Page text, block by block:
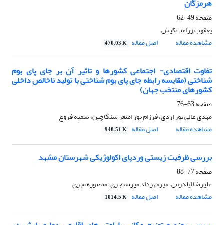
هرمزگان
صفحه49-62
یعقوب زراعت کیش
مشاهده مقاله
اصل مقاله 470.03 K
تفاوت اقتصادی- اجتماعی کشورها و تاثیر آن بر جای پای بوم
شناختی (مقایسه رابطه جای پای بوم شناختی با تولید ناخالص داخلی
کشورهای منتخب جهان)
صفحه63-76
مهدی عالی پور اردی، فرزام پور اصغر سنگاچین، سمیه فروغ
مشاهده مقاله
اصل مقاله 948.51 K
بررسی ظرفیت زیستی وردپای اکولوژیکی شهرستان مشهد
صفحه77-88
علیرضا ایلدرمی، میرمهرداد میرسنجری، منصوره میری
مشاهده مقاله
اصل مقاله 1014.5 K